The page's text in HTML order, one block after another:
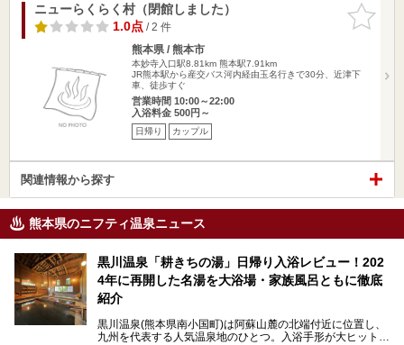
お気に入
りに追加
ニューらくらく村（閉館しました）
1.0点/ 2 件
熊本県 / 熊本市
本妙寺入口駅8.81km 熊本駅7.91km
JR熊本駅から産交バス河内経由玉名行きで30分、近津下
車、徒歩すぐ
営業時間 10:00～22:00
入浴料金 500円～
日帰り カップル
関連情報から探す
熊本県のニフティ温泉ニュース
黒川温泉「耕きちの湯」日帰り入浴レビュー！202
4年に再開した名湯を大浴場・家族風呂ともに徹底
紹介
黒川温泉(熊本県南小国町)は阿蘇山麓の北端付近に位置し、
九州を代表する人気温泉地のひとつ。入浴手形が大ヒット